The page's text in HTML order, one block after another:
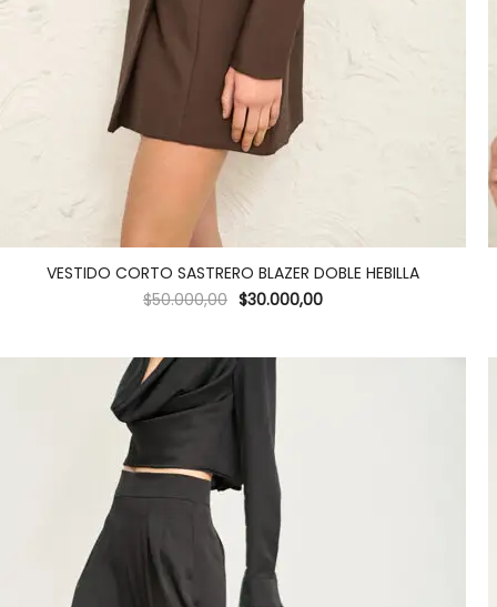
VESTIDO CORTO SASTRERO BLAZER DOBLE HEBILLA
$50.000,00 $30.000,00